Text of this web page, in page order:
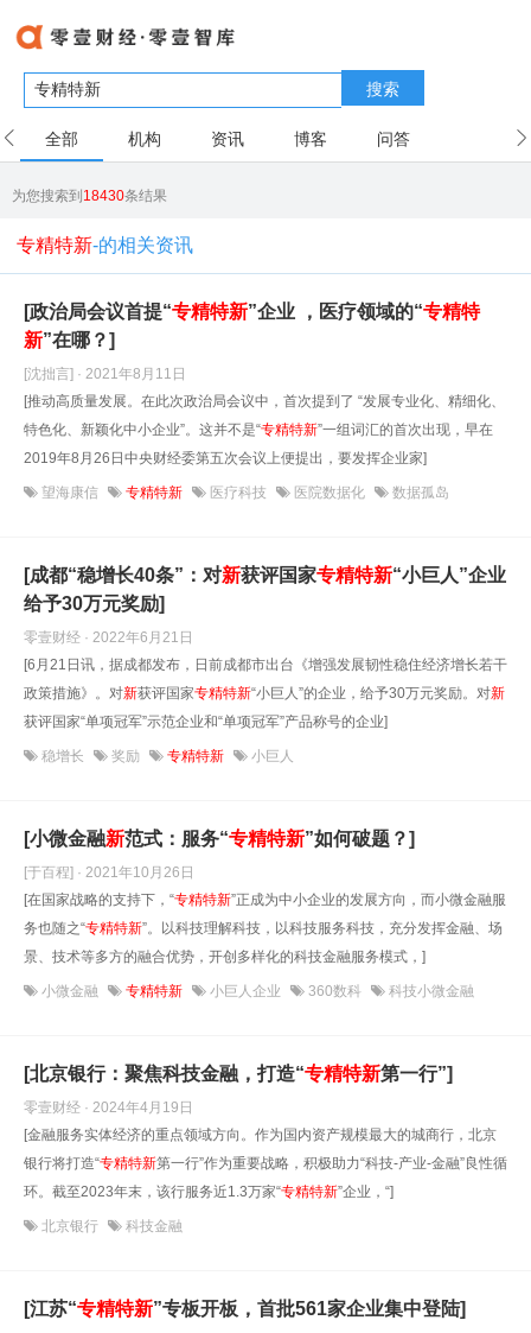
搜索
全部 机构 资讯 博客 问答
为您搜索到18430条结果
专精特新-的相关资讯
[政治局会议首提“专精特新”企业 ，医疗领域的“专精特
新”在哪？]
[沈拙言] · 2021年8月11日
[推动高质量发展。在此次政治局会议中，首次提到了 “发展专业化、精细化、
特色化、新颖化中小企业”。这并不是“专精特新”一组词汇的首次出现，早在
2019年8月26日中央财经委第五次会议上便提出，要发挥企业家]
望海康信 专精特新 医疗科技 医院数据化 数据孤岛
[成都“稳增长40条”：对新获评国家专精特新“小巨人”企业
给予30万元奖励]
零壹财经 · 2022年6月21日
[6月21日讯，据成都发布，日前成都市出台《增强发展韧性稳住经济增长若干
政策措施》。对新获评国家专精特新“小巨人”的企业，给予30万元奖励。对新
获评国家“单项冠军”示范企业和“单项冠军”产品称号的企业]
稳增长 奖励 专精特新 小巨人
[小微金融新范式：服务“专精特新”如何破题？]
[于百程] · 2021年10月26日
[在国家战略的支持下，“专精特新”正成为中小企业的发展方向，而小微金融服
务也随之“专精特新”。以科技理解科技，以科技服务科技，充分发挥金融、场
景、技术等多方的融合优势，开创多样化的科技金融服务模式，]
小微金融 专精特新 小巨人企业 360数科 科技小微金融
[北京银行：聚焦科技金融，打造“专精特新第一行”]
零壹财经 · 2024年4月19日
[金融服务实体经济的重点领域方向。作为国内资产规模最大的城商行，北京
银行将打造“专精特新第一行”作为重要战略，积极助力“科技-产业-金融”良性循
环。截至2023年末，该行服务近1.3万家“专精特新”企业，“]
北京银行 科技金融
[江苏“专精特新”专板开板，首批561家企业集中登陆]